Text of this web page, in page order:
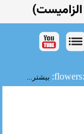
بیشتر...